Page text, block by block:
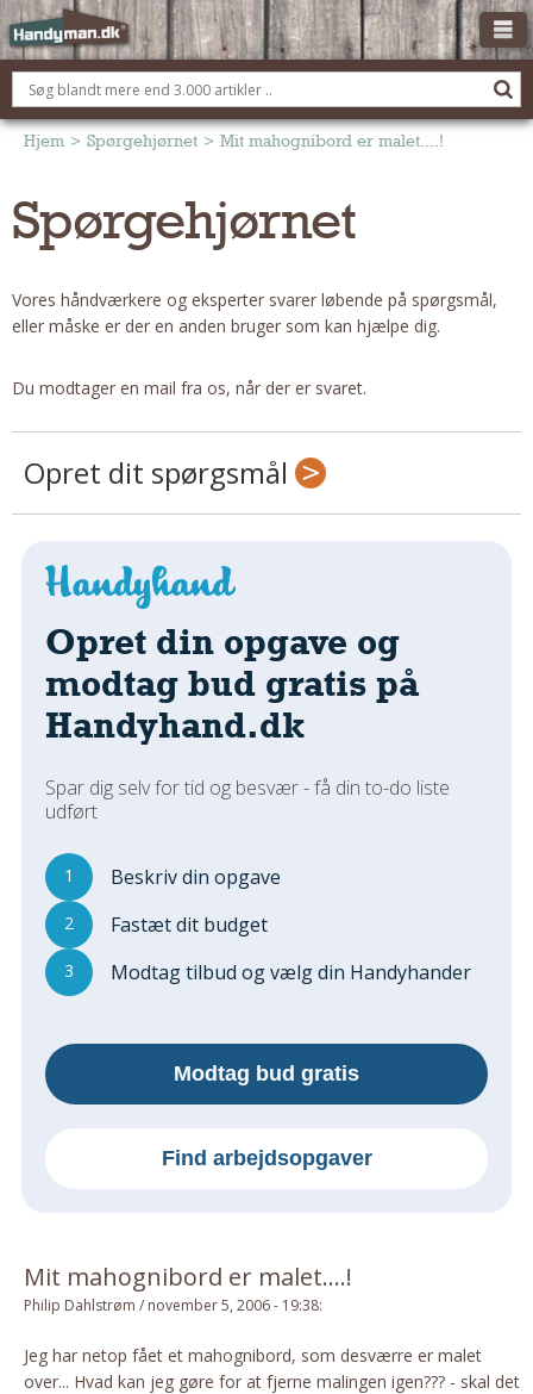
OM HANDYMAN.DK
FÅ 3 TILBUD
BOLIG KØBERÅDGIVNING
Montage Og Nybyg
Reparation Og Vedligehold
Om Materialer
Om Værktøj
Udskiftning Og Montage
Om Materialer
Tips Og Tests
VVS
Montage Og Udskiftning
Reparation Og Vedligehold
Varme Og Energi
Andet
MALER
Indendørs
Udendørs
Kan Det Males?
MURER
Reparationer
Om Materialer
HANDYMAN
Tips Og Tricks
Kemi
Andet
Hjem > Spørgehjørnet > Mit mahognibord er malet....!
Spørgehjørnet
Vores håndværkere og eksperter svarer løbende på spørgsmål,
eller måske er der en anden bruger som kan hjælpe dig.
Du modtager en mail fra os, når der er svaret.
Opret dit spørgsmål
Opret din opgave og
modtag bud gratis på
Handyhand.dk
Spar dig selv for tid og besvær - få din to-do liste
udført
1 Beskriv din opgave
2 Fastæt dit budget
3 Modtag tilbud og vælg din Handyhander
Modtag bud gratis
Find arbejdsopgaver
Mit mahognibord er malet....!
Philip Dahlstrøm / november 5, 2006 - 19:38:
Jeg har netop fået et mahognibord, som desværre er malet
over... Hvad kan jeg gøre for at fjerne malingen igen??? - skal det